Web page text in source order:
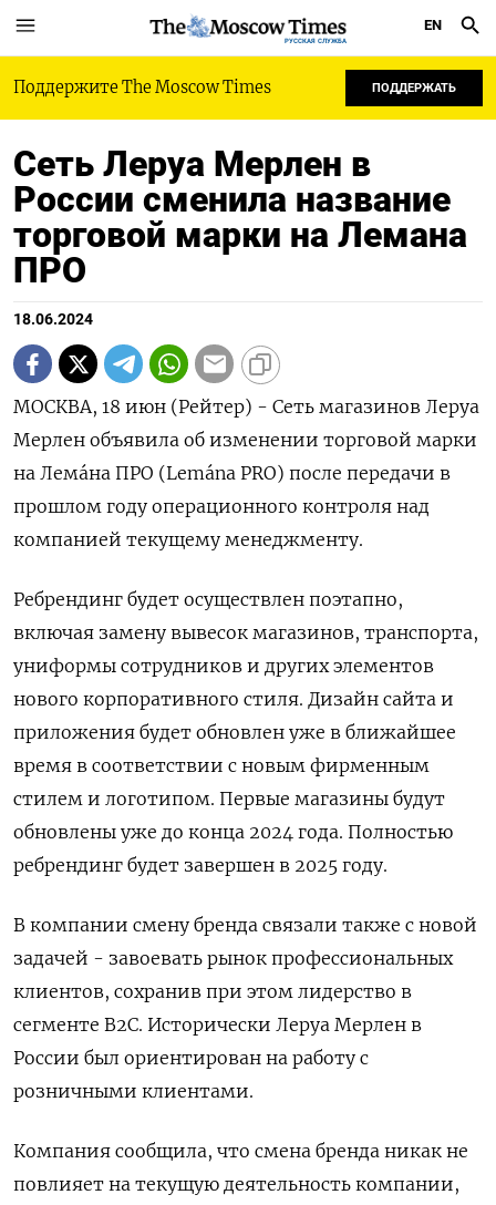
РУССКАЯ СЛУЖБА
EN
Поддержите The Moscow Times ПОДДЕРЖАТЬ
Сеть Леруа Мерлен в
России сменила название
торговой марки на Лемана
ПРО
18.06.2024
МОСКВА, 18 июн (Рейтер) - Сеть магазинов Леруа
Мерлен объявила об изменении торговой марки
на Лема́на ПРО (Lemа́na PRO) после передачи в
прошлом году операционного контроля над
компанией текущему менеджменту.
Ребрендинг будет осуществлен поэтапно,
включая замену вывесок магазинов, транспорта,
униформы сотрудников и других элементов
нового корпоративного стиля. Дизайн сайта и
приложения будет обновлен уже в ближайшее
время в соответствии с новым фирменным
стилем и логотипом. Первые магазины будут
обновлены уже до конца 2024 года. Полностью
ребрендинг будет завершен в 2025 году.
В компании смену бренда связали также с новой
задачей - завоевать рынок профессиональных
клиентов, сохранив при этом лидерство в
сегменте B2C. Исторически Леруа Мерлен в
России был ориентирован на работу с
розничными клиентами.
Компания сообщила, что смена бренда никак не
повлияет на текущую деятельность компании,